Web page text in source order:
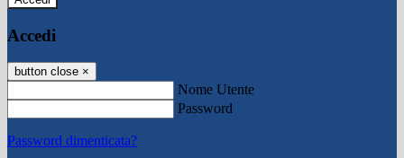
Accedi
button close ×
Nome Utente
Password
Password dimenticata?